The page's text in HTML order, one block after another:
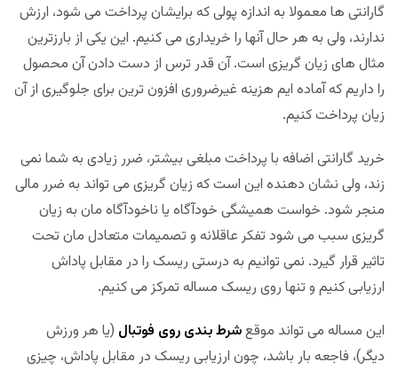
گارانتی ها معمولا به اندازه پولی که برایشان پرداخت می شود، ارزش
ندارند، ولی به هر حال آنها را خریداری می کنیم. این یکی از بارزترین
مثال های زیان گریزی است. آن قدر ترس از دست دادن آن محصول
را داریم که آماده ایم هزینه غیرضروری افزون ترین برای جلوگیری از آن
زیان پرداخت کنیم.
خرید گارانتی اضافه با پرداخت مبلغی بیشتر، ضرر زیادی به شما نمی
زند، ولی نشان دهنده این است که زیان گریزی می تواند به ضرر مالی
منجر شود. خواست همیشگی خودآگاه یا ناخودآگاه مان به زیان
گریزی سبب می شود تفکر عاقلانه و تصمیمات متعادل مان تحت
تاثیر قرار گیرد. نمی توانیم به درستی ریسک را در مقابل پاداش
ارزیابی کنیم و تنها روی ریسک مساله تمرکز می کنیم.
این مساله می تواند موقعشرط بندی روی فوتبال (یا هر ورزش
دیگر)، فاجعه بار باشد، چون ارزیابی ریسک در مقابل پاداش، چیزی